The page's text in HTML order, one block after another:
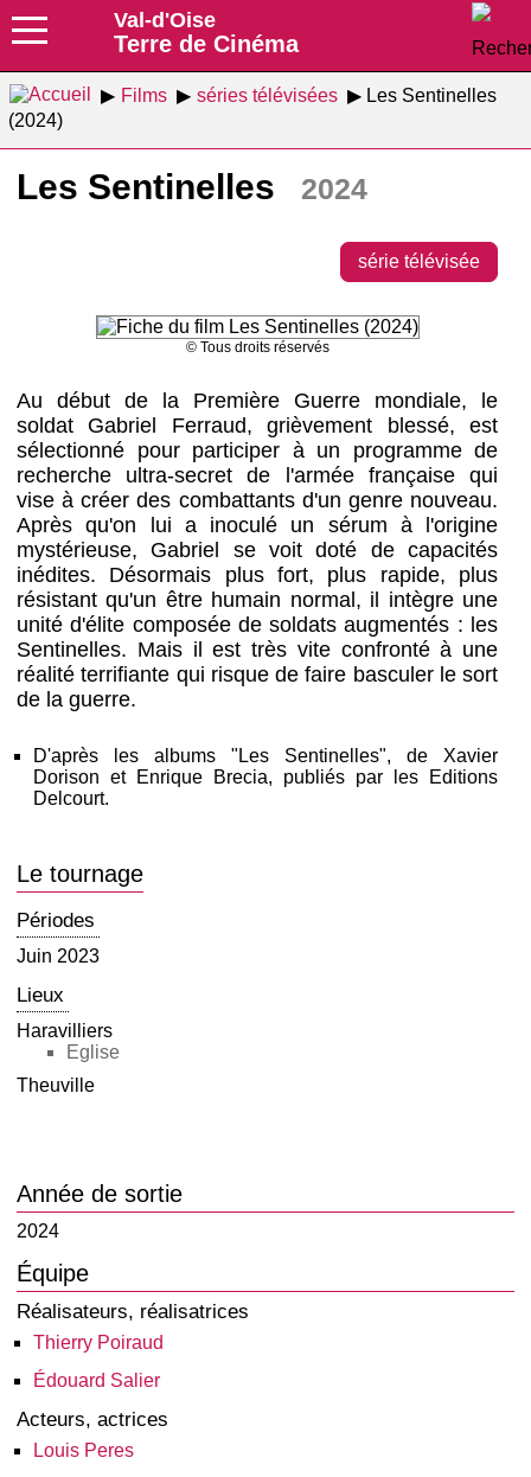
Val-d'Oise
Terre de Cinéma
Films séries télévisées
Les Sentinelles
(2024)
Les Sentinelles 2024
série télévisée
© Tous droits réservés
Au début de la Première Guerre mondiale, le
soldat Gabriel Ferraud, grièvement blessé, est
sélectionné pour participer à un programme de
recherche ultra-secret de l'armée française qui
vise à créer des combattants d'un genre nouveau.
Après qu'on lui a inoculé un sérum à l'origine
mystérieuse, Gabriel se voit doté de capacités
inédites. Désormais plus fort, plus rapide, plus
résistant qu'un être humain normal, il intègre une
unité d'élite composée de soldats augmentés : les
Sentinelles. Mais il est très vite confronté à une
réalité terrifiante qui risque de faire basculer le sort
de la guerre.
D'après les albums "Les Sentinelles", de Xavier
Dorison et Enrique Brecia, publiés par les Editions
Delcourt.
Le tournage
Périodes
Juin 2023
Lieux
Haravilliers
Eglise
Theuville
Année de sortie
2024
Équipe
Réalisateurs, réalisatrices
Thierry Poiraud
Édouard Salier
Acteurs, actrices
Louis Peres